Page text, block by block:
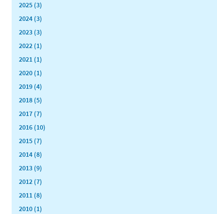
2025 (3)
2024 (3)
2023 (3)
2022 (1)
2021 (1)
2020 (1)
2019 (4)
2018 (5)
2017 (7)
2016 (10)
2015 (7)
2014 (8)
2013 (9)
2012 (7)
2011 (8)
2010 (1)